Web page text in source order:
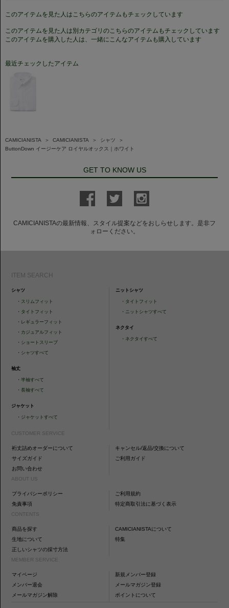
このアイテムを見た人はこちらのアイテムもチェックしています
このアイテムを見た人は別カテゴリのこちらのアイテムもチェックしています
このアイテムを購入した人は、一緒にこんなアイテムも購入しています
最近チェックしたアイテム
CAMICIANISTA ＞ CAMICIANISTA ＞ シャツ ＞
ButtonDown イージーケア ロイヤルオックス｜ホワイト
GET TO KNOW US
CAMICIANISTAの最新情報、スタイル提案などをおしらせします。是非フ
ォローください。
ITEM SEARCH
シャツ
・ スリムフィット
・ タイトフィット
・ レギュラーフィット
・ カジュアルフィット
・ ショートスリーブ
・ シャツすべて
袖丈
・半袖すべて
・長袖すべて
ジャケット
・ ジャケットすべて
ニットシャツ
・ タイトフィット
・ ニットシャツすべて
ネクタイ
・ ネクタイすべて
CUSTOMER SERVICE
裄丈詰めオーダーについて
キャンセル/返品/交換について
サイズガイド
ご利用ガイド
お問い合わせ
ABOUT US
プライバシーポリシー
ご利用規約
免責事項
特定商取引法に基づく表示
CONTENTS
商品を探す
CAMICIANISTAについて
生地について
特集
正しいシャツの採寸方法
MEMBER SERVICE
マイページ
新規メンバー登録
メンバー退会
メールマガジン登録
メールマガジン解除
ポイントについて